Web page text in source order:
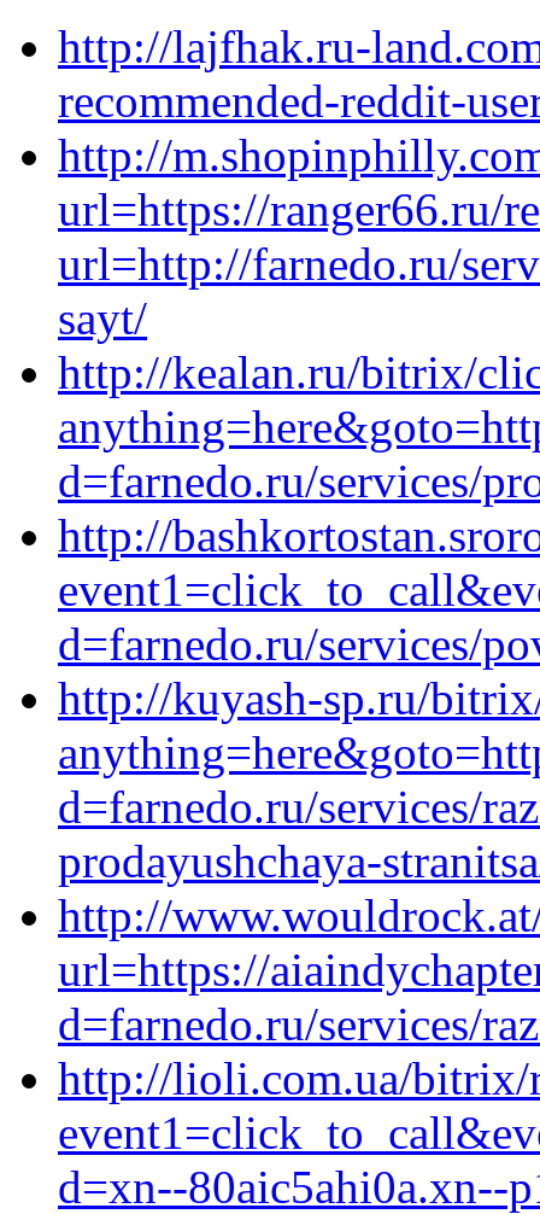
http://lajfhak.ru-
recommended-reddit-
http://
url=https://ranger66.ru/
url=http://farnedo.ru/
sayt/
http://kealan.ru/bitrix/
d=farnedo.ru/services/
http://
d=farnedo.ru/services/
http://kuyash-sp.ru/
d=farnedo.ru/services/
prodayushchaya-
http://
url=https://
d=farnedo.ru/services/
http://lioli.com.ua/bitrix/
d=xn--80aic5ahi0a.xn--